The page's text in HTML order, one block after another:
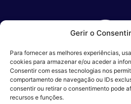
Gerir o
Para fornecer as melhores experiências,
cookies para armazenar e/ou aceder a
Consentir com essas tecnologias nos
comportamento de navegação ou IDs
consentir ou retirar o consentimento pode
recursos e funções.
Parceiros:
Veros – Hospital